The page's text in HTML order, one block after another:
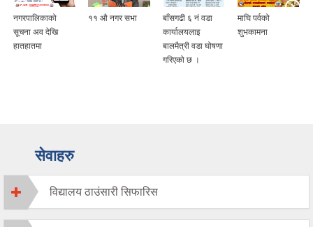
नगरपालिकाको
सूचना अव देखि
हातहातमा
११ औ नगर सभा
बाँसगढी ६ नं वडा
कार्यालयलाइ
बालमैत्री वडा घोषणा
गरिएको छ ।
माघि पर्वको
शुभकामना
सेवाहरु
विद्यालय ठाउंसारी सिफारिस